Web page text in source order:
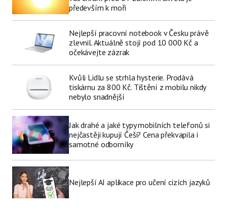
především k moři
Nejlepší pracovní notebook v Česku právě
zlevnil. Aktuálně stojí pod 10 000 Kč a
očekávejte zázrak
Kvůli Lidlu se strhla hysterie. Prodává
tiskárnu za 800 Kč. Tištění z mobilu nikdy
nebylo snadnější
Jak drahé a jaké typy mobilních telefonů si
nejčastěji kupují Češi? Cena překvapila i
samotné odborníky
Nejlepší AI aplikace pro učení cizích jazyků